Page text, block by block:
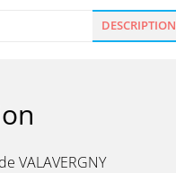
DESCRIPTION
VALAVERGNY